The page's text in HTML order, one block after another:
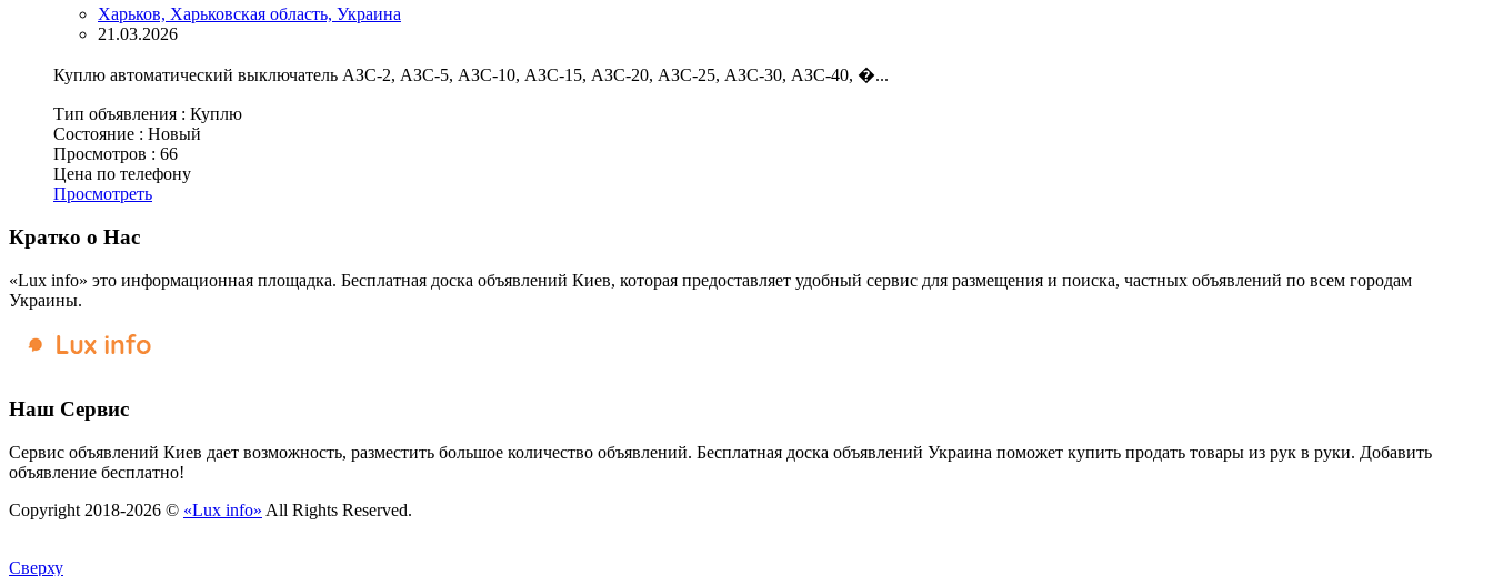
Харьков, Харьковская область, Украина
21.03.2026
Куплю автоматический выключатель АЗС-2, АЗС-5, АЗС-10, АЗС-15, АЗС-20, АЗС-25, АЗС-30, АЗС-40, �...
Тип объявления : Куплю
Состояние : Новый
Просмотров : 66
Цена по телефону
Просмотреть
Кратко о Нас
«Lux info» это информационная площадка. Бесплатная доска объявлений Киев, которая предоставляет удобный сервис для размещения и поиска, частных объявлений по всем городам
Украины.
Наш Сервис
Сервис объявлений Киев дает возможность, разместить большое количество объявлений. Бесплатная доска объявлений Украина поможет купить продать товары из рук в руки. Добавить
объявление бесплатно!
Copyright 2018-2026 © «Lux info» All Rights Reserved.
Сверху